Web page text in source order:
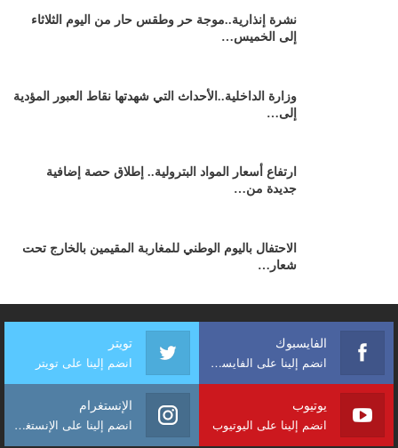
نشرة إنذارية..موجة حر وطقس حار من اليوم الثلاثاء
إلى الخميس…
وزارة الداخلية..الأحداث التي شهدتها نقاط العبور المؤدية
إلى…
ارتفاع أسعار المواد البترولية.. إطلاق حصة إضافية
جديدة من…
الاحتفال باليوم الوطني للمغاربة المقيمين بالخارج تحت
شعار…
الفايسبوك
انضم إلينا على الفايسبوك
تويتر
انضم إلينا على تويتر
يوتيوب
انضم إلينا على اليوتيوب
الإنستغرام
انضم إلينا على الإنستغرام